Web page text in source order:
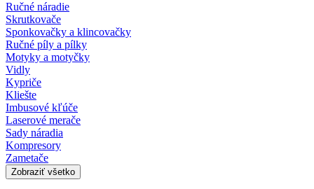
Ručné náradie
Skrutkovače
Sponkovačky a klincovačky
Ručné píly a pílky
Motyky a motyčky
Vidly
Kypriče
Kliešte
Imbusové kľúče
Laserové merače
Sady náradia
Kompresory
Zametače
Zobraziť všetko